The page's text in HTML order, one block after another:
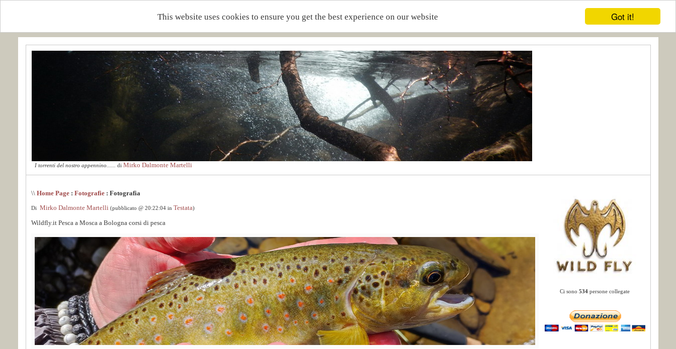
Got it!
This website uses cookies to ensure you get the best experience on our website
I torrenti del nostro appennino...... di Mirko Dalmonte Martelli
\\ Home Page: Fotografie: Fotografia
Di Mirko Dalmonte Martelli(pubblicato @ 20:22:04 in Testata)
Wildfly.it Pesca a Mosca a Bologna corsi di pesca
Ci sono 534 persone collegate